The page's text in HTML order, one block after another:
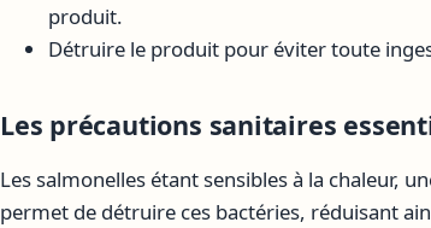
produit.
Détruire le produit pour éviter toute
Les précautions sanitaires
Les salmonelles étant sensibles à la chaleur,
permet de détruire ces bactéries, réduisant